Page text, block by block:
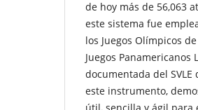
de hoy más de 56,063
este sistema fue
los Juegos Olímpicos
Juegos
documentada del
este instrumento,